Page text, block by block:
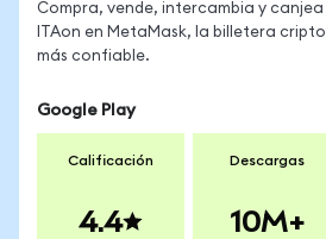
Compra, vende, intercambia y canjea
ITAon en MetaMask, la billetera cripto
más confiable.
Google Play
Calificación
4.4
Descargas
10M+